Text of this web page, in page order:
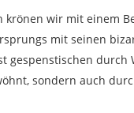
wir mit einem
mit seinen
gespenstischen
sondern auch